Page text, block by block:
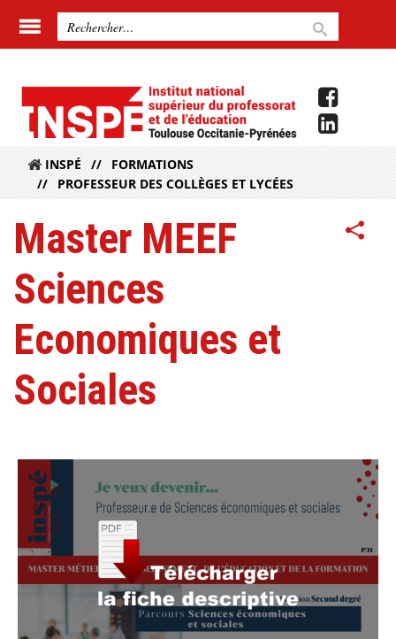
INSPÉ
FORMATIONS
PROFESSEUR DES COLLÈGES ET LYCÉES
Master MEEF
Sciences
Economiques et
Sociales